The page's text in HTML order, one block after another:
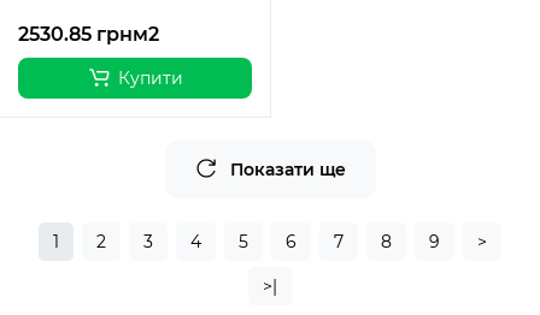
2530.85 грнм2
Купити
Показати ще
1 2 3 4 5 6 7 8 9 >
>|